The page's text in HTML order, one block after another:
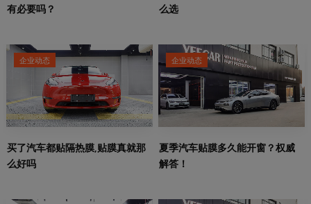
有必要吗？ 么选
企业动态
买了汽车都贴隔热膜,贴膜真就那
么好吗
企业动态
夏季汽车贴膜多久能开窗？权威
解答！